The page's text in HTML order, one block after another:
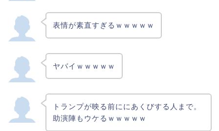
表情が素直すぎるｗｗｗｗｗ
ヤバイｗｗｗｗｗ
トランプが映る前ににあくびする人まで。
助演陣もウケるｗｗｗｗｗ